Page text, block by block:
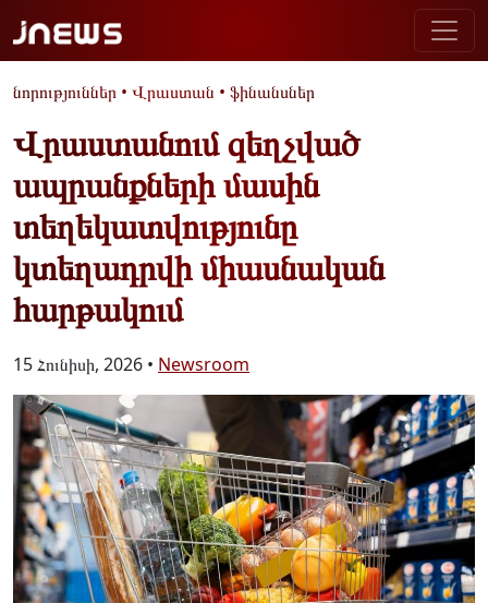
նորություններ • Վրաստան • ֆինանսներ
Վրաստանում զեղչված
ապրանքների մասին
տեղեկատվությունը
կտեղադրվի միասնական
հարթակում
15 Հունիսի, 2026 • Newsroom